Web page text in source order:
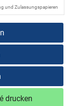
und Zulassungspapieren
drucken